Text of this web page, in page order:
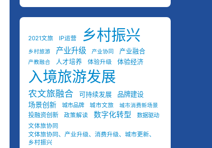
2021文旅 IP运营 乡村振兴
乡村旅游 产业升级 产业协同 产业融合
产教融合 人才培养 体验升级 体验经济
入境旅游发展
农文旅融合 可持续发展 品牌建设
场景创新 城市品牌 城市文旅 城市消费新场景
投融资创新 政策解读 数字化转型
数据驱动
文体旅协同
文体旅协同、产业升级、消费升级、城市更新、
乡村振兴